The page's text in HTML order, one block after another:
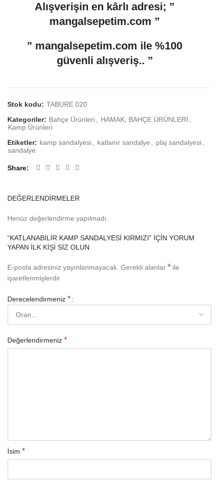
Alışverişin en kârlı adresi; ”
mangalsepetim.com ”
” mangalsepetim.com ile %100
güvenli alışveriş.. ”
Stok kodu: TABURE 020
Kategoriler: Bahçe Ürünleri HAMAK, BAHÇE ÜRÜNLERİ
Kamp Ürünleri
Etiketler: kamp sandalyesi katlanır sandalye plaj sandalyesi
sandalye
Share
DEĞERLENDIRMELER
Henüz değerlendirme yapılmadı.
“KATLANABILIR KAMP SANDALYESI KIRMIZI” IÇIN YORUM
YAPAN ILK KIŞI SIZ OLUN
E-posta adresiniz yayınlanmayacak. Gerekli alanlar * ile
işaretlenmişlerdir
Derecelendirmeniz *
Değerlendirmeniz *
İsim *